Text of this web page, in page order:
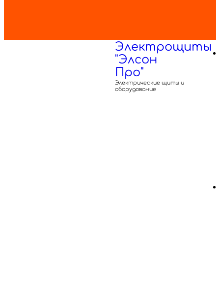
Электрощиты
"Элсон
Про"
Электрические щиты и
оборудование